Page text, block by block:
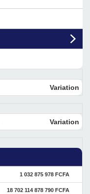
Variation
Variation
1 032 875 978 FCFA
18 702 114 878 790 FCFA